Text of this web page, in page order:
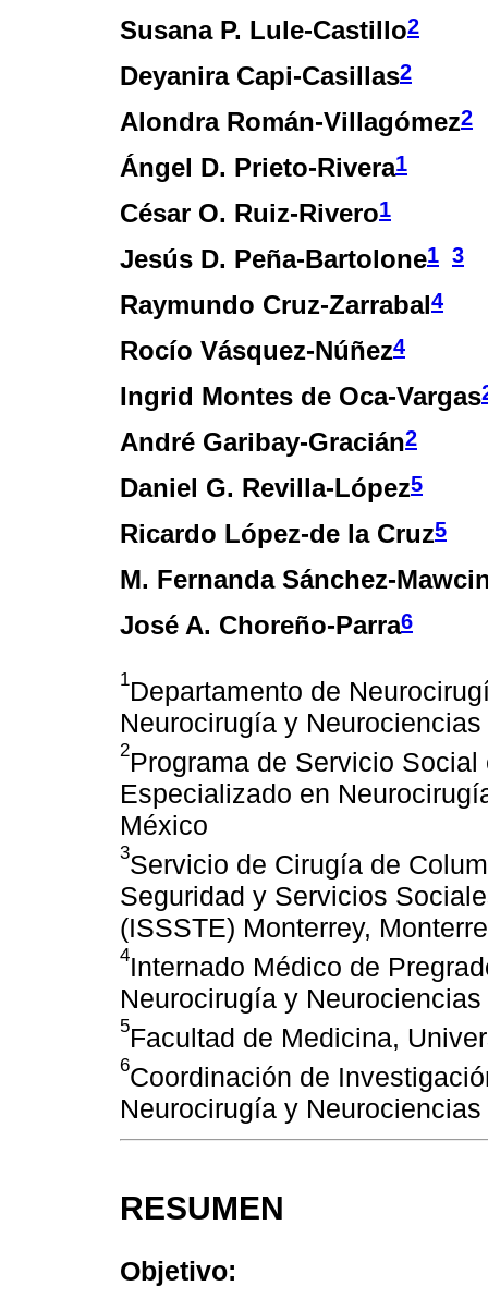
Susana P. Lule-Castillo2
Deyanira Capi-Casillas2
Alondra Román-Villagómez2
Ángel D. Prieto-Rivera1
César O. Ruiz-Rivero1
Jesús D. Peña-Bartolone1 3
Raymundo Cruz-Zarrabal4
Rocío Vásquez-Núñez4
Ingrid Montes de Oca-Vargas
André Garibay-Gracián2
Daniel G. Revilla-López5
Ricardo López-de la Cruz5
M. Fernanda Sánchez-
José A. Choreño-Parra6
1Departamento de
Neurocirugía y
2Programa de Servicio
Especializado en
México
3Servicio de Cirugía de
Seguridad y Servicios
(ISSSTE) Monterrey,
4Internado Médico de
Neurocirugía y
5Facultad de Medicina,
6Coordinación de
Neurocirugía y
RESUMEN
Objetivo: